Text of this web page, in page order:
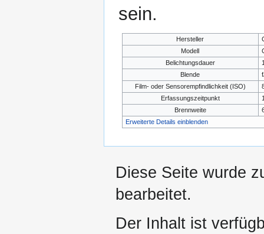
sein.
Hersteller
Modell
Belichtungsdauer
Blende
Film- oder Sensorempfindlichkeit (ISO)
Erfassungszeitpunkt
Brennweite
Erweiterte Details einblenden
Diese Seite wurde
bearbeitet.
Der Inhalt ist